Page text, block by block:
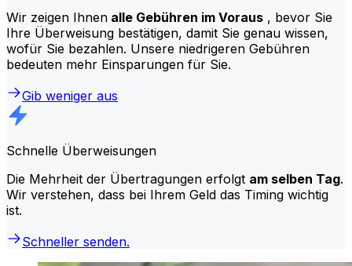
Wir zeigen Ihnen alle Gebühren im Voraus , bevor Sie
Ihre Überweisung bestätigen, damit Sie genau wissen,
wofür Sie bezahlen. Unsere niedrigeren Gebühren
bedeuten mehr Einsparungen für Sie.
Gib weniger aus
Schnelle Überweisungen
Die Mehrheit der Übertragungen erfolgt am selben Tag.
Wir verstehen, dass bei Ihrem Geld das Timing wichtig
ist.
Schneller senden.